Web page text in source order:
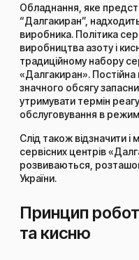
Обладнання, яке
“Далгакиран”,
виробника. Політика
виробництва азоту і
традиційному набору
«Далгакиран». Постійна
значного обсягу
утримувати термін
обслуговування в
Слід також відзначити
сервісних центрів
розвиваються,
України.
Принцип
та кисню